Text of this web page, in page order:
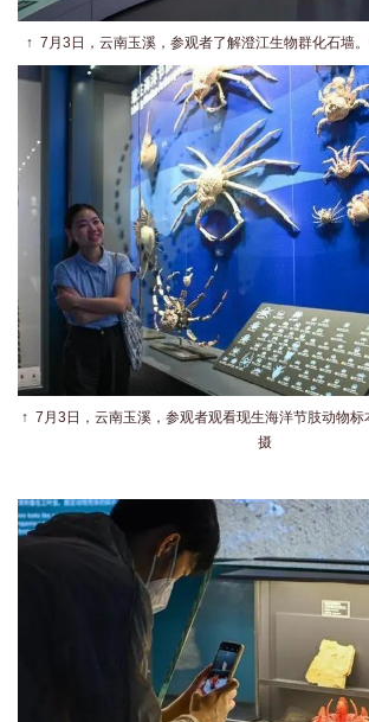
↑ 7月3日，云南玉溪，参观者了解澄江生物群化石墙
↑ 7月3日，云南玉溪，参观者观看现生海洋节肢动物标
摄